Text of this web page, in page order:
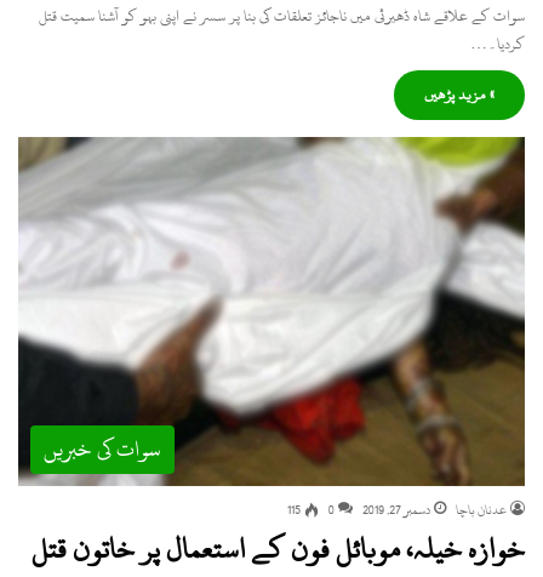
سوات کے علاقے شاہ ڈھیرئی میں ناجائز تعلقات کی بنا پر سسر نے اپنی بہو کو آشنا سمیت قتل
کردیا۔…
» مزید پڑھیں
سوات کی خبریں
عدنان باچا دسمبر 27, 2019 0
115
خوازہ خیلہ، موبائل فون کے استعمال پر خاتون قتل